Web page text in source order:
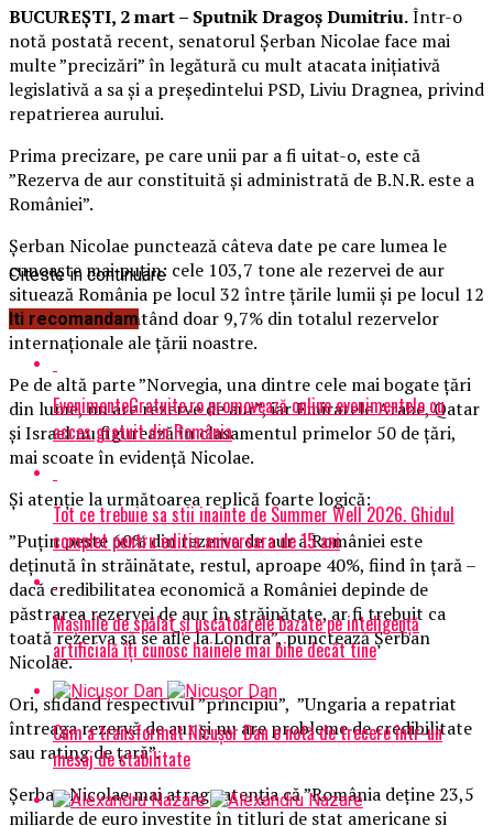
BUCUREȘTI, 2 mart – Sputnik Dragoș Dumitriu.Într-o
notă postată recent, senatorul Șerban Nicolae face mai
multe ”precizări” în legătură cu mult atacata inițiativă
legislativă a sa și a președintelui PSD, Liviu Dragnea, privind
repatrierea aurului.
Prima precizare, pe care unii par a fi uitat-o, este că
”Rezerva de aur constituită și administrată de B.N.R. este a
României”.
Șerban Nicolae punctează câteva date pe care lumea le
cunoaște mai puțin: cele 103,7 tone ale rezervei de aur
situează România pe locul 32 între țările lumii și pe locul 12
în U.E., reprezentând doar 9,7% din totalul rezervelor
internaționale ale țării noastre.
Pe de altă parte ”Norvegia, una dintre cele mai bogate țări
din lume, nu are rezerve de aur”, iar Emiratele Arabe, Qatar
și Israel nu figurează în clasamentul primelor 50 de țări,
mai scoate în evidență Nicolae.
Și atenție la următoarea replică foarte logică:
”Puțin peste 60% din rezerva de aur a României este
deținută în străinătate, restul, aproape 40%, fiind în țară –
dacă credibilitatea economică a României depinde de
păstrarea rezervei de aur în străinătate, ar fi trebuit ca
toată rezerva să se afle la Londra”, punctează Șerban
Nicolae.
Ori, sfidând respectivul ”principiu”, ”Ungaria a repatriat
întreaga rezervă de aur și nu are probleme de credibilitate
sau rating de țară”.
Șerban Nicolae mai atrage atenția că ”România deține 23,5
miliarde de euro investite în titluri de stat americane și
Citeste in continuare
Iti recomandam
EvenimenteGratuite.ro promovează online evenimentele cu
acces gratuit din România
Tot ce trebuie sa stii inainte de Summer Well 2026. Ghidul
complet pentru editia aniversara de 15 ani
Mașinile de spălat și uscătoarele bazate pe inteligență
artificială îți cunosc hainele mai bine decât tine
Cum a transformat Nicușor Dan o notă de trecere într-un
mesaj de stabilitate